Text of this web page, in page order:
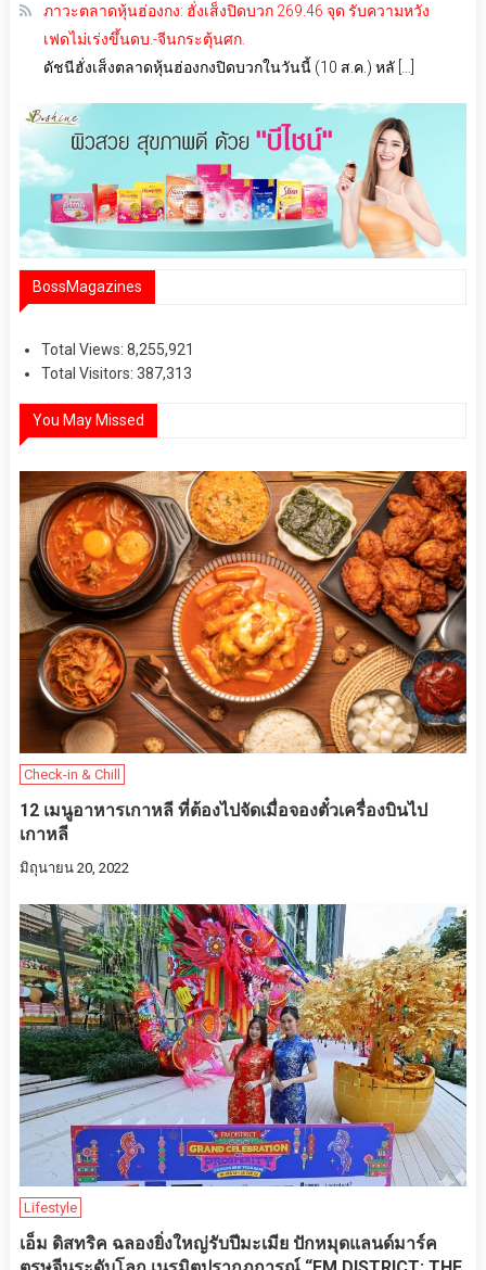
ภาวะตลาดหุ้นฮ่องกง: ฮั่งเส็งปิดบวก 269.46 จุด รับความหวัง
เฟดไม่เร่งขึ้นดบ.-จีนกระตุ้นศก.
ดัชนีฮั่งเส็งตลาดหุ้นฮ่องกงปิดบวกในวันนี้ (10 ส.ค.) หลั […]
BossMagazines
Total Views: 8,255,921
Total Visitors: 387,313
You May Missed
Check-in & Chill
12 เมนูอาหารเกาหลี ที่ต้องไปจัดเมื่อจองตั๋วเครื่องบินไป
เกาหลี
มิถุนายน 20, 2022
Lifestyle
เอ็ม ดิสทริค ฉลองยิ่งใหญ่รับปีมะเมีย ปักหมุดแลนด์มาร์ค